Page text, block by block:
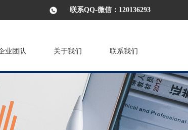
联系QQ-微信：120136293
业团队 关于我们 联系我们